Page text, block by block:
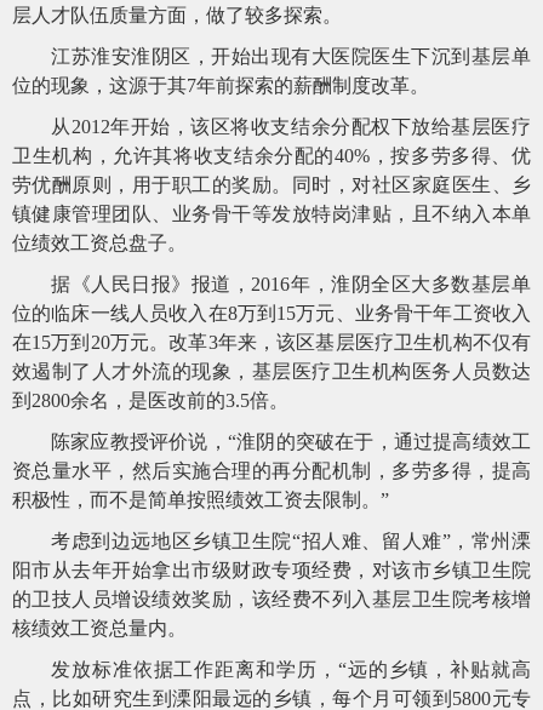
层人才队伍质量方面，做了较多探索。
江苏淮安淮阴区，开始出现有大医院医生下沉到基层单
位的现象，这源于其7年前探索的薪酬制度改革。
从 2012年开始，该区将收支结余分配权下放给基层医疗
卫生机构，允许其将收支结余分配的40%，按多劳多得、优
劳优酬原则，用于职工的奖励。同时，对社区家庭医生、乡
镇健康管理团队、业务骨干等发放特岗津贴，且不纳入本单
位绩效工资总盘子。
据《人民日报》报道， 2016年，淮阴全区大多数基层单
位的临床一线人员收入在8万到15万元、业务骨干年工资收入
在15万到20万元。改革3年来，该区基层医疗卫生机构不仅有
效遏制了人才外流的现象，基层医疗卫生机构医务人员数达
到2800余名，是医改前的3.5倍。
陈家应教授评价说， “淮阴的突破在于，通过提高绩效工
资总量水平，然后实施合理的再分配机制，多劳多得，提高
积极性，而不是简单按照绩效工资去限制。”
考虑到边远地区乡镇卫生院“招人难、留人难”，常州溧
阳市从去年开始拿出市级财政专项经费，对该市乡镇卫生院
的卫技人员增设绩效奖励，该经费不列入基层卫生院考核增
核绩效工资总量内。
发放标准依据工作距离和学历， “远的乡镇，补贴就高
点，比如研究生到溧阳最远的乡镇，每个月可领到5800元专